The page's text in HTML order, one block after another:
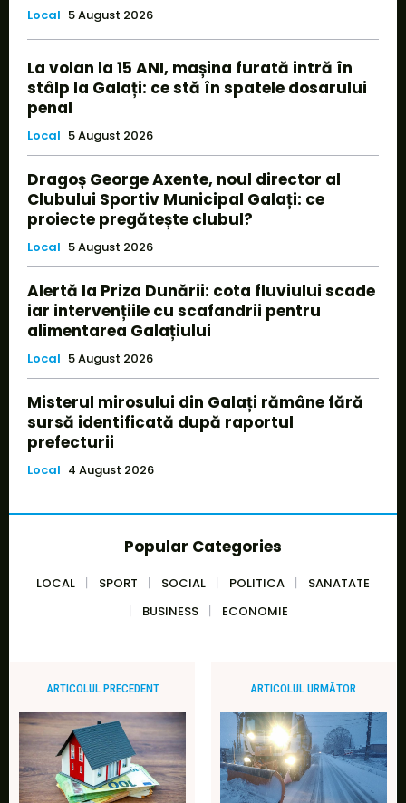
Local 5 August 2026
La volan la 15 ANI, mașina furată intră în
stâlp la Galați: ce stă în spatele dosarului
penal
Local 5 August 2026
Dragoș George Axente, noul director al
Clubului Sportiv Municipal Galați: ce
proiecte pregătește clubul?
Local 5 August 2026
Alertă la Priza Dunării: cota fluviului scade
iar intervențiile cu scafandrii pentru
alimentarea Galațiului
Local 5 August 2026
Misterul mirosului din Galați rămâne fără
sursă identificată după raportul
prefecturii
Local 4 August 2026
Popular Categories
LOCAL SPORT SOCIAL POLITICA
SANATATE
BUSINESS
ECONOMIE
ARTICOLUL PRECEDENT ARTICOLUL URMĂTOR